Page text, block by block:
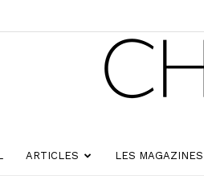
ARTICLES LES MAGAZINES